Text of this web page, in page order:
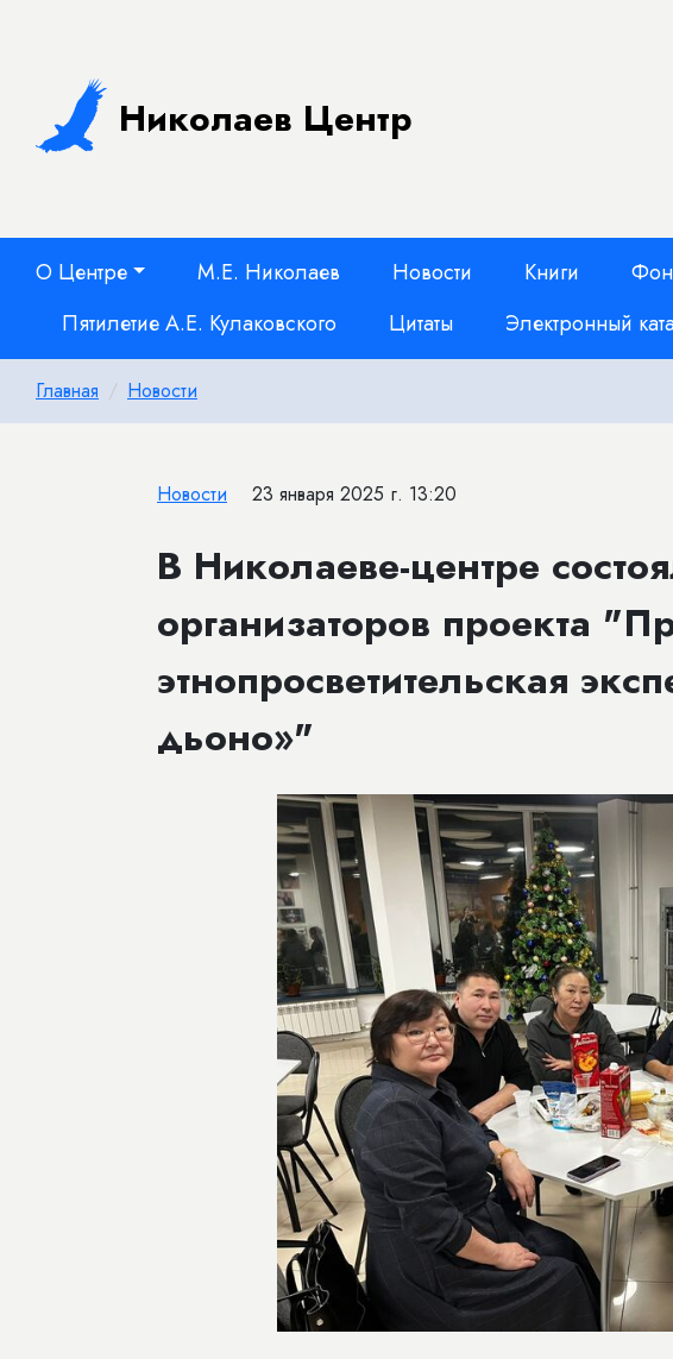
Николаев Центр
О Центре М.Е. Николаев Новости Книги
Пятилетие А.Е. Кулаковского
Цитаты Электронный
Главная Новости
Новости 23 января 2025 г. 13:20
​В Николаеве-центре
организаторов проекта
этнопросветительская
дьоно»"